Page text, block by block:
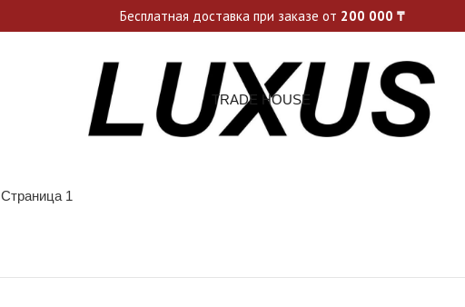
Уникальные акции и спецпредложения каждую неделю, не пропусти
TRADE HOUSE
Страница 1
Бесплатная доставка при заказе от 200 000 ₸